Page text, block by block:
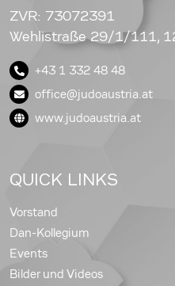
ZVR: 73072391
Wehlistraße 29/1/111,
+43 1 332 48 48
office@judoaustria.at
www.judoaustria.at
QUICK LINKS
Vorstand
Dan-Kollegium
Events
Bilder und Videos